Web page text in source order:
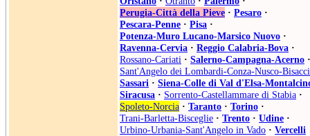
Perugia-Città della Pieve · Pesaro ·
Pescara-Penne · Pisa ·
Potenza-Muro Lucano-Marsico Nuovo ·
Ravenna-Cervia · Reggio Calabria-Bova ·
Rossano-Cariati · Salerno-Campagna-Acerno ·
Sant'Angelo dei Lombardi-Conza-Nusco-
Sassari · Siena-Colle di Val d'Elsa-
Siracusa · Sorrento-Castellammare di Stabia ·
Spoleto-Norcia · Taranto · Torino ·
Trani-Barletta-Bisceglie · Trento · Udine ·
Urbino-Urbania-Sant'Angelo in Vado · Vercelli